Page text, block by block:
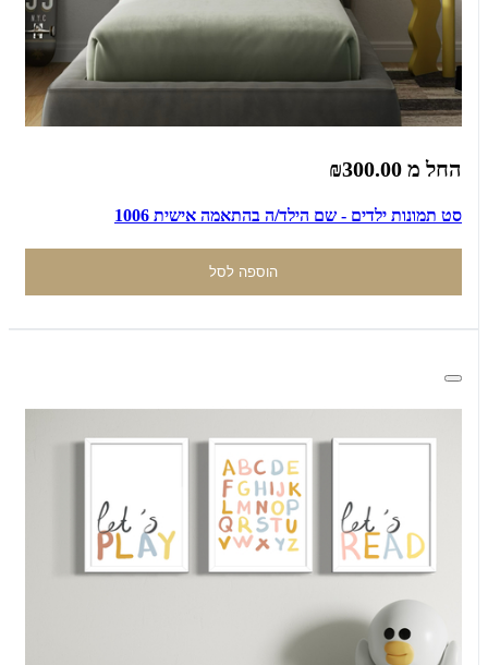
החל מ ₪300.00
סט תמונות ילדים - שם הילד/ה בהתאמה אישית 1006
הוספה לסל